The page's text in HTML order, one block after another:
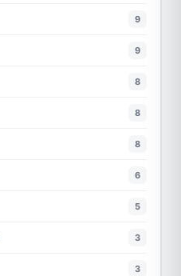
9
9
8
8
8
6
5
3
3